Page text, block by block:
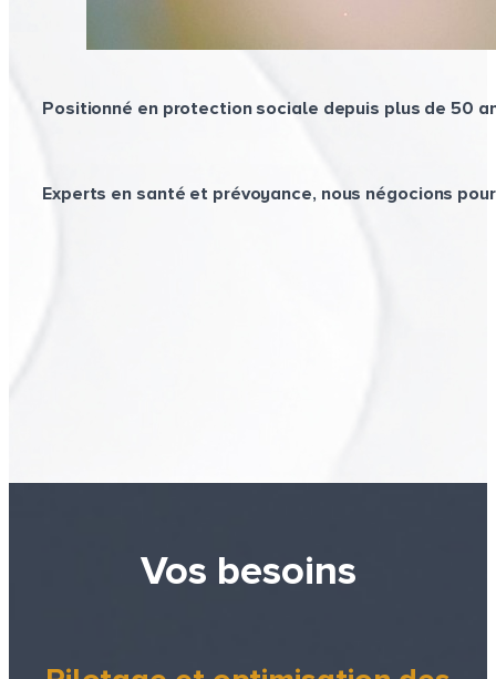
Positionné en protection sociale depuis plus de 50
Experts en santé et prévoyance, nous négocions
Vos besoins